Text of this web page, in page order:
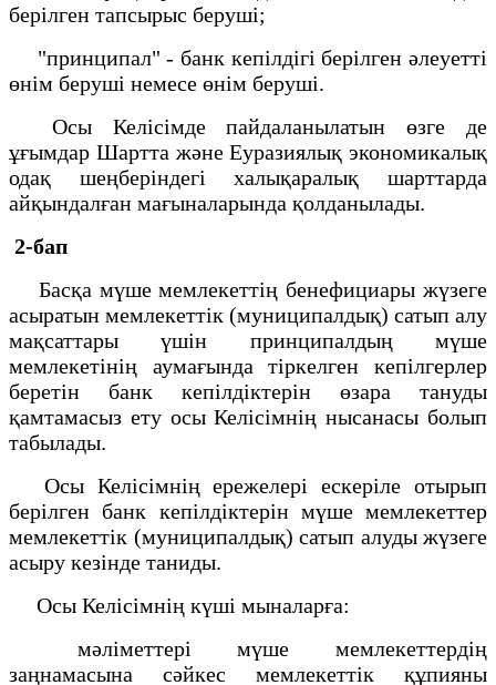
берілген тапсырыс беруші;
"принципал" - банк кепілдігі берілген әлеуетті
өнім беруші немесе өнім беруші.
Осы Келісімде пайдаланылатын өзге де
ұғымдар Шартта және Еуразиялық экономикалық
одақ шеңберіндегі халықаралық шарттарда
айқындалған мағыналарында қолданылады.
2-бап
Басқа мүше мемлекеттің бенефициары жүзеге
асыратын мемлекеттік (муниципалдық) сатып алу
мақсаттары үшін принципалдың мүше
мемлекетінің аумағында тіркелген кепілгерлер
беретін банк кепілдіктерін өзара тануды
қамтамасыз ету осы Келісімнің нысанасы болып
табылады.
Осы Келісімнің ережелері ескеріле отырып
берілген банк кепілдіктерін мүше мемлекеттер
мемлекеттік (муниципалдық) сатып алуды жүзеге
асыру кезінде таниды.
Осы Келісімнің күші мыналарға:
мәліметтері мүше мемлекеттердің
заңнамасына сәйкес мемлекеттік құпияны